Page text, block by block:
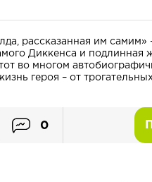
рассказанная им самим»
Диккенса и подлинная
во многом
героя – от
0